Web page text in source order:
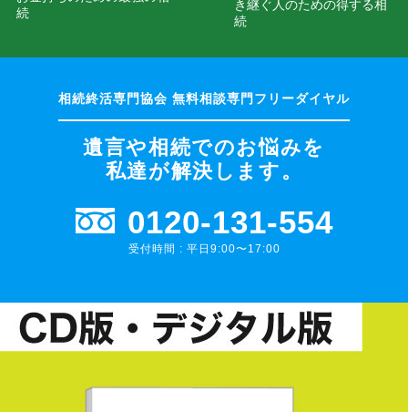
続
き継ぐ人のための得する相
続
遺言や相続でのお悩みを
私達が解決します。
0120-131-554
受付時間 : 平日9:00〜17:00